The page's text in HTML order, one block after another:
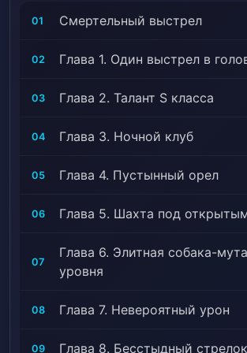
ММОРПГ, Новые знания,
реальность
01 Смертельный выстрел
02 Глава 1. Один выстрел в
03 Глава 2. Талант S класса
04 Глава 3. Ночной клуб
05 Глава 4. Пустынный орел
06 Глава 5. Шахта под
07
Глава 6. Элитная собака-
уровня
08 Глава 7. Невероятный урон
09 Глава 8. Бесстыдный стрелок